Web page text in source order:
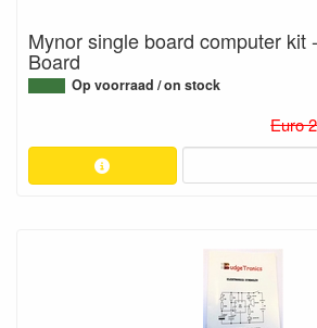
Mynor single board computer kit
Board
Op voorraad / on stock
Euro